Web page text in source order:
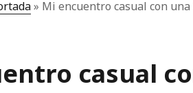
» Mi encuentro casual con
casual